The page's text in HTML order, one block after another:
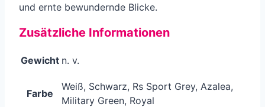
und ernte bewundernde Blicke.
Zusätzliche Informationen
Gewicht n. v.
Farbe
Weiß, Schwarz, Rs Sport Grey, Azalea,
Military Green, Royal